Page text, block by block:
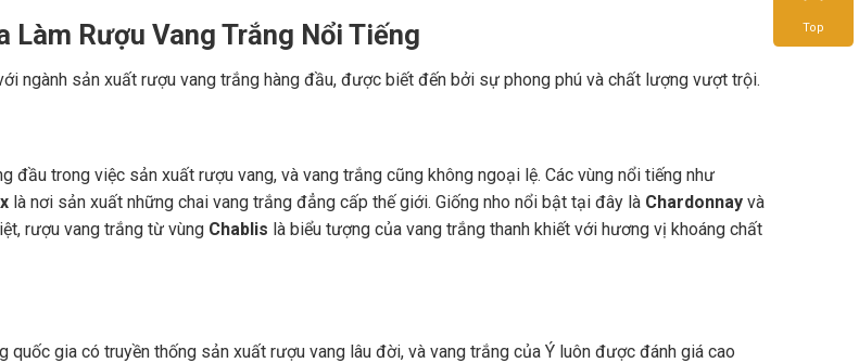
Làm Rượu Vang Trắng Nổi Tiếng
ngành sản xuất rượu vang trắng hàng đầu, được biết đến bởi sự phong phú và chất lượng vượt trội.
đầu trong việc sản xuất rượu vang, và vang trắng cũng không ngoại lệ. Các vùng nổi tiếng như
là nơi sản xuất những chai vang trắng đẳng cấp thế giới. Giống nho nổi bật tại đây là Chardonnayvà
rượu vang trắng từ vùng Chablis là biểu tượng của vang trắng thanh khiết với hương vị khoáng chất
quốc gia có truyền thống sản xuất rượu vang lâu đời, và vang trắng của Ý luôn được đánh giá cao
Top